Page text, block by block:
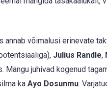
võimalusi erinevate
Julius Randle,
juhivad kogenud
ka Ayo Dosunmu.